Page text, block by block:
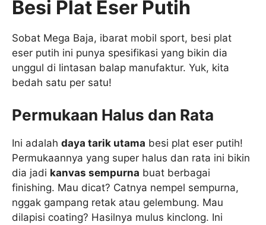
Besi Plat Eser Putih
Sobat Mega Baja, ibarat mobil sport, besi plat
eser putih ini punya spesifikasi yang bikin dia
unggul di lintasan balap manufaktur. Yuk, kita
bedah satu per satu!
Permukaan Halus dan Rata
Ini adalah daya tarik utama besi plat eser putih!
Permukaannya yang super halus dan rata ini bikin
dia jadi kanvas sempurna buat berbagai
finishing. Mau dicat? Catnya nempel sempurna,
nggak gampang retak atau gelembung. Mau
dilapisi coating? Hasilnya mulus kinclong. Ini